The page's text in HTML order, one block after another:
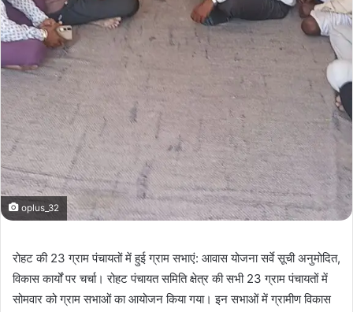
oplus_32
रोहट की 23 ग्राम पंचायतों में हुई ग्राम सभाएं: आवास योजना सर्वे सूची अनुमोदित,
विकास कार्यों पर चर्चा। रोहट पंचायत समिति क्षेत्र की सभी 23 ग्राम पंचायतों में
सोमवार को ग्राम सभाओं का आयोजन किया गया। इन सभाओं में ग्रामीण विकास